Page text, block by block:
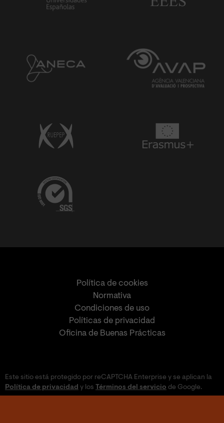
Política de cookies
Normativa
Condiciones de uso
Políticas de privacidad
Oficina de Buenas Prácticas
Este sitio está protegido por reCAPTCHA Enterprise y se aplican la
Política de privacidad y los Términos del servicio de Google.